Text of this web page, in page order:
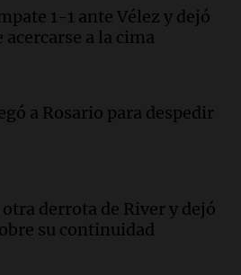
de Agostina Vega, tras
derribó el mito
todos
1-1 ante Vélez y dejó
acercarse a la cima
a Rosario para despedir
derrota de River y dejó
su continuidad